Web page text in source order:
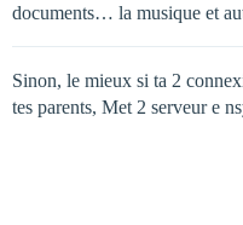
documents… la musique et
Sinon, le mieux si ta 2
tes parents, Met 2 serveur e